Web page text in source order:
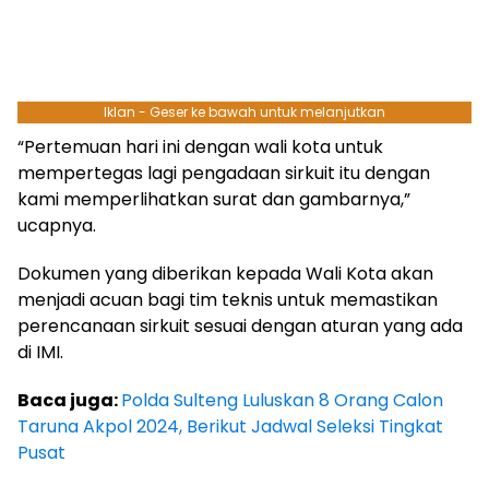
Iklan - Geser ke bawah untuk melanjutkan
“Pertemuan hari ini dengan wali kota untuk
mempertegas lagi pengadaan sirkuit itu dengan
kami memperlihatkan surat dan gambarnya,”
ucapnya.
Dokumen yang diberikan kepada Wali Kota akan
menjadi acuan bagi tim teknis untuk memastikan
perencanaan sirkuit sesuai dengan aturan yang ada
di IMI.
Baca juga:Polda Sulteng Luluskan 8 Orang Calon
Taruna Akpol 2024, Berikut Jadwal Seleksi Tingkat
Pusat